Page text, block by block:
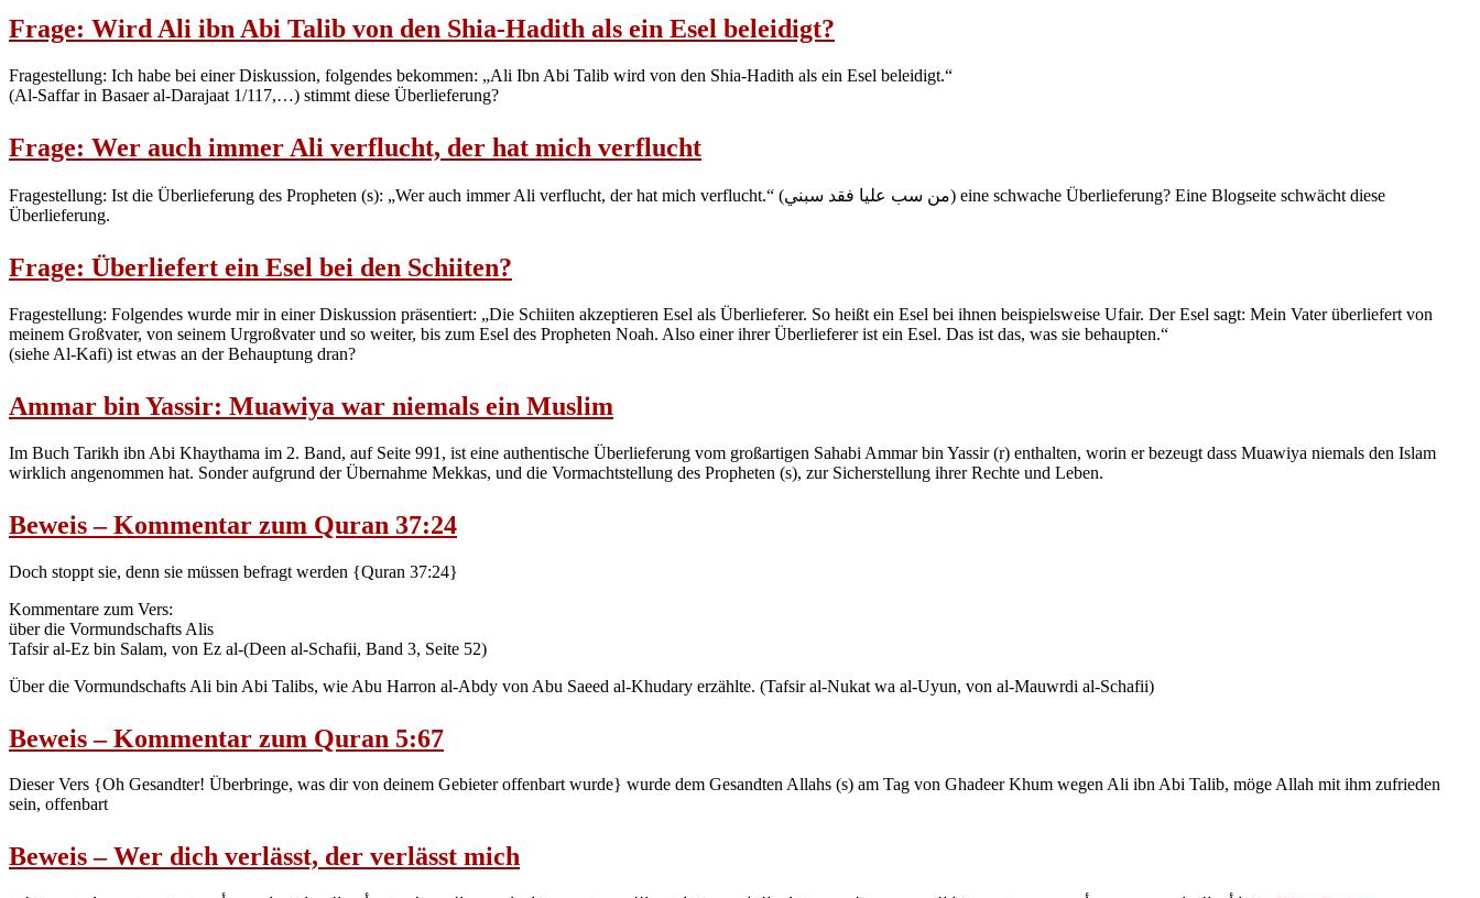
Frage: Wird Ali ibn Abi Talib von den Shia-Hadith als ein Esel beleidigt?
Fragestellung: Ich habe bei einer Diskussion, folgendes bekommen: „Ali Ibn Abi Talib wird von den Shia-Hadith als ein Esel beleidigt.“
(Al-Saffar in Basaer al-Darajaat 1/117,…) stimmt diese Überlieferung?
Frage: Wer auch immer Ali verflucht, der hat mich verflucht
Fragestellung: Ist die Überlieferung des Propheten (s): „Wer auch immer Ali verflucht, der hat mich verflucht.“ (من سب عليا فقد سبني) eine schwache Überlieferung? Eine Blogseite schwächt diese
Überlieferung.
Frage: Überliefert ein Esel bei den Schiiten?
Fragestellung: Folgendes wurde mir in einer Diskussion präsentiert: „Die Schiiten akzeptieren Esel als Überlieferer. So heißt ein Esel bei ihnen beispielsweise Ufair. Der Esel sagt: Mein Vater überliefert von
meinem Großvater, von seinem Urgroßvater und so weiter, bis zum Esel des Propheten Noah. Also einer ihrer Überlieferer ist ein Esel. Das ist das, was sie behaupten.“
(siehe Al-Kafi) ist etwas an der Behauptung dran?
Ammar bin Yassir: Muawiya war niemals ein Muslim
Im Buch Tarikh ibn Abi Khaythama im 2. Band, auf Seite 991, ist eine authentische Überlieferung vom großartigen Sahabi Ammar bin Yassir (r) enthalten, worin er bezeugt dass Muawiya niemals den Islam
wirklich angenommen hat. Sonder aufgrund der Übernahme Mekkas, und die Vormachtstellung des Propheten (s), zur Sicherstellung ihrer Rechte und Leben.
Beweis – Kommentar zum Quran 37:24
Doch stoppt sie, denn sie müssen befragt werden {Quran 37:24}
Kommentare zum Vers:
über die Vormundschafts Alis
Tafsir al-Ez bin Salam, von Ez al-(Deen al-Schafii, Band 3, Seite 52)
Über die Vormundschafts Ali bin Abi Talibs, wie Abu Harron al-Abdy von Abu Saeed al-Khudary erzählte. (Tafsir al-Nukat wa al-Uyun, von al-Mauwrdi al-Schafii)
Beweis – Kommentar zum Quran 5:67
Dieser Vers {Oh Gesandter! Überbringe, was dir von deinem Gebieter offenbart wurde} wurde dem Gesandten Allahs (s) am Tag von Ghadeer Khum wegen Ali ibn Abi Talib, möge Allah mit ihm zufrieden
sein, offenbart
Beweis – Wer dich verlässt, der verlässt mich